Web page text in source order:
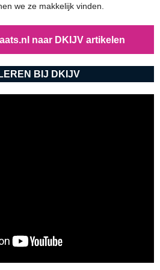
we ze makkelijk vinden.
naar DKIJV artikelen
BIJ DKIJV